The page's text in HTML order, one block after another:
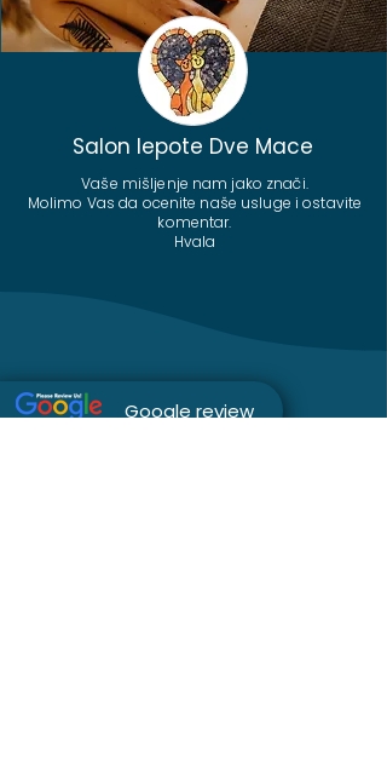
Salon lepote Dve Mace
Vaše mišljenje nam jako znači.
Molimo Vas da ocenite naše usluge i ostavite
komentar.
Hvala
Google review